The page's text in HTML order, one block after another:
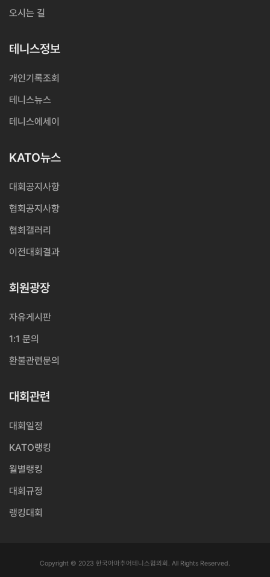
오시는 길
테니스정보
개인기록조회
테니스뉴스
테니스에세이
KATO뉴스
대회공지사항
협회공지사항
협회갤러리
이전대회결과
회원광장
자유게시판
1:1 문의
환불관련문의
대회관련
대회일정
KATO랭킹
월별랭킹
대회규정
랭킹대회
Copyright © 2023 한국아마추어테니스협의회. All Rights Reserved.